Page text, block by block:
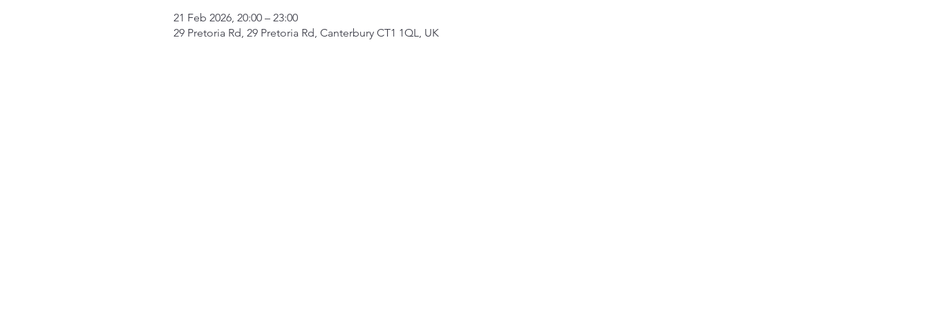
21 Feb 2026, 20:00 – 23:00
29 Pretoria Rd, 29 Pretoria Rd, Canterbury CT1 1QL, UK